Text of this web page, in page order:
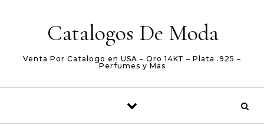
Catalogos De Moda
Venta Por Catalogo en USA – Oro 14KT – Plata .925 –
Perfumes y Mas